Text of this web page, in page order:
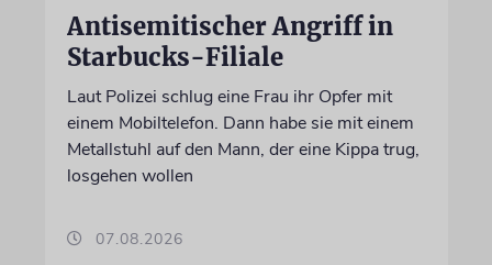
Antisemitischer Angriff in
Starbucks-Filiale
Laut Polizei schlug eine Frau ihr Opfer mit
einem Mobiltelefon. Dann habe sie mit einem
Metallstuhl auf den Mann, der eine Kippa trug,
losgehen wollen
07.08.2026